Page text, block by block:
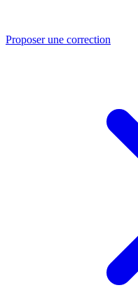
Proposer une correction